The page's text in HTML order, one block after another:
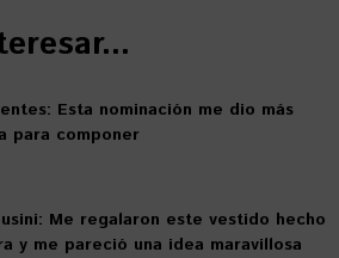
Esta nominación me dio más
para componer
Me regalaron este vestido hecho
y me pareció una idea maravillosa